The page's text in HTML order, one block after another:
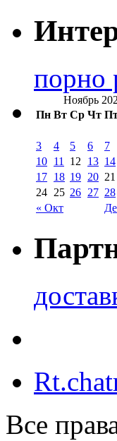
порно
Ноябрь
Пн Вт Ср Чт
« Окт
3
4 5 6 7
10 11 12 13 14
17 18 19 20 21
24 25 26 27 28
Все